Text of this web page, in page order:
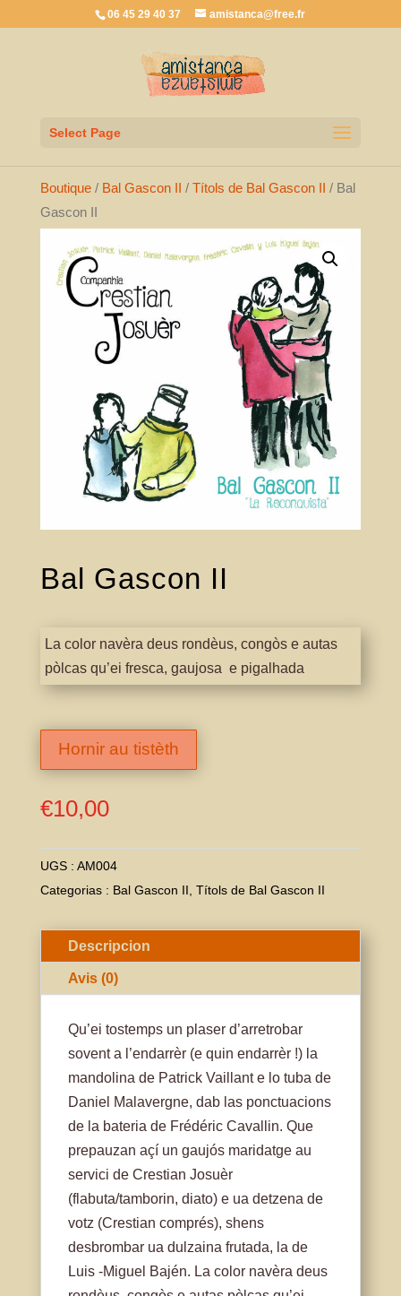
06 45 29 40 37 amistanca@free.fr
Select Page
Boutique/ Bal Gascon II / Títols de Bal Gascon II
/ Bal
Gascon II
Bal Gascon II
La color navèra deus rondèus, congòs e autas
pòlcas qu’ei fresca, gaujosa e pigalhada
Hornir au tistèth
€10,00
UGS : AM004
Categorias : Bal Gascon II Títols de Bal Gascon II
Descripcion
Avis (0)
Qu’ei tostemps un plaser d’arretrobar
sovent a l’endarrèr (e quin endarrèr !) la
mandolina de Patrick Vaillant e lo tuba de
Daniel Malavergne, dab las ponctuacions
de la bateria de Frédéric Cavallin. Que
prepauzan açí un gaujós maridatge au
servici de Crestian Josuèr
(flabuta/tamborin, diato) e ua detzena de
votz (Crestian comprés), shens
desbrombar ua dulzaina frutada, la de
Luis -Miguel Bajén. La color navèra deus